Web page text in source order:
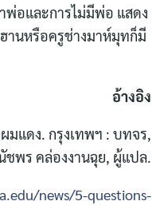
พ่อและการไม่มีพ่อ แสดง
านหรือครูช่างมาห์มุทก็มี
อ้างอิง
มแดง. กรุงเทพฯ : บทจร,
ชพร คล่องงานฉุย, ผู้แปล.
news/5-questions-